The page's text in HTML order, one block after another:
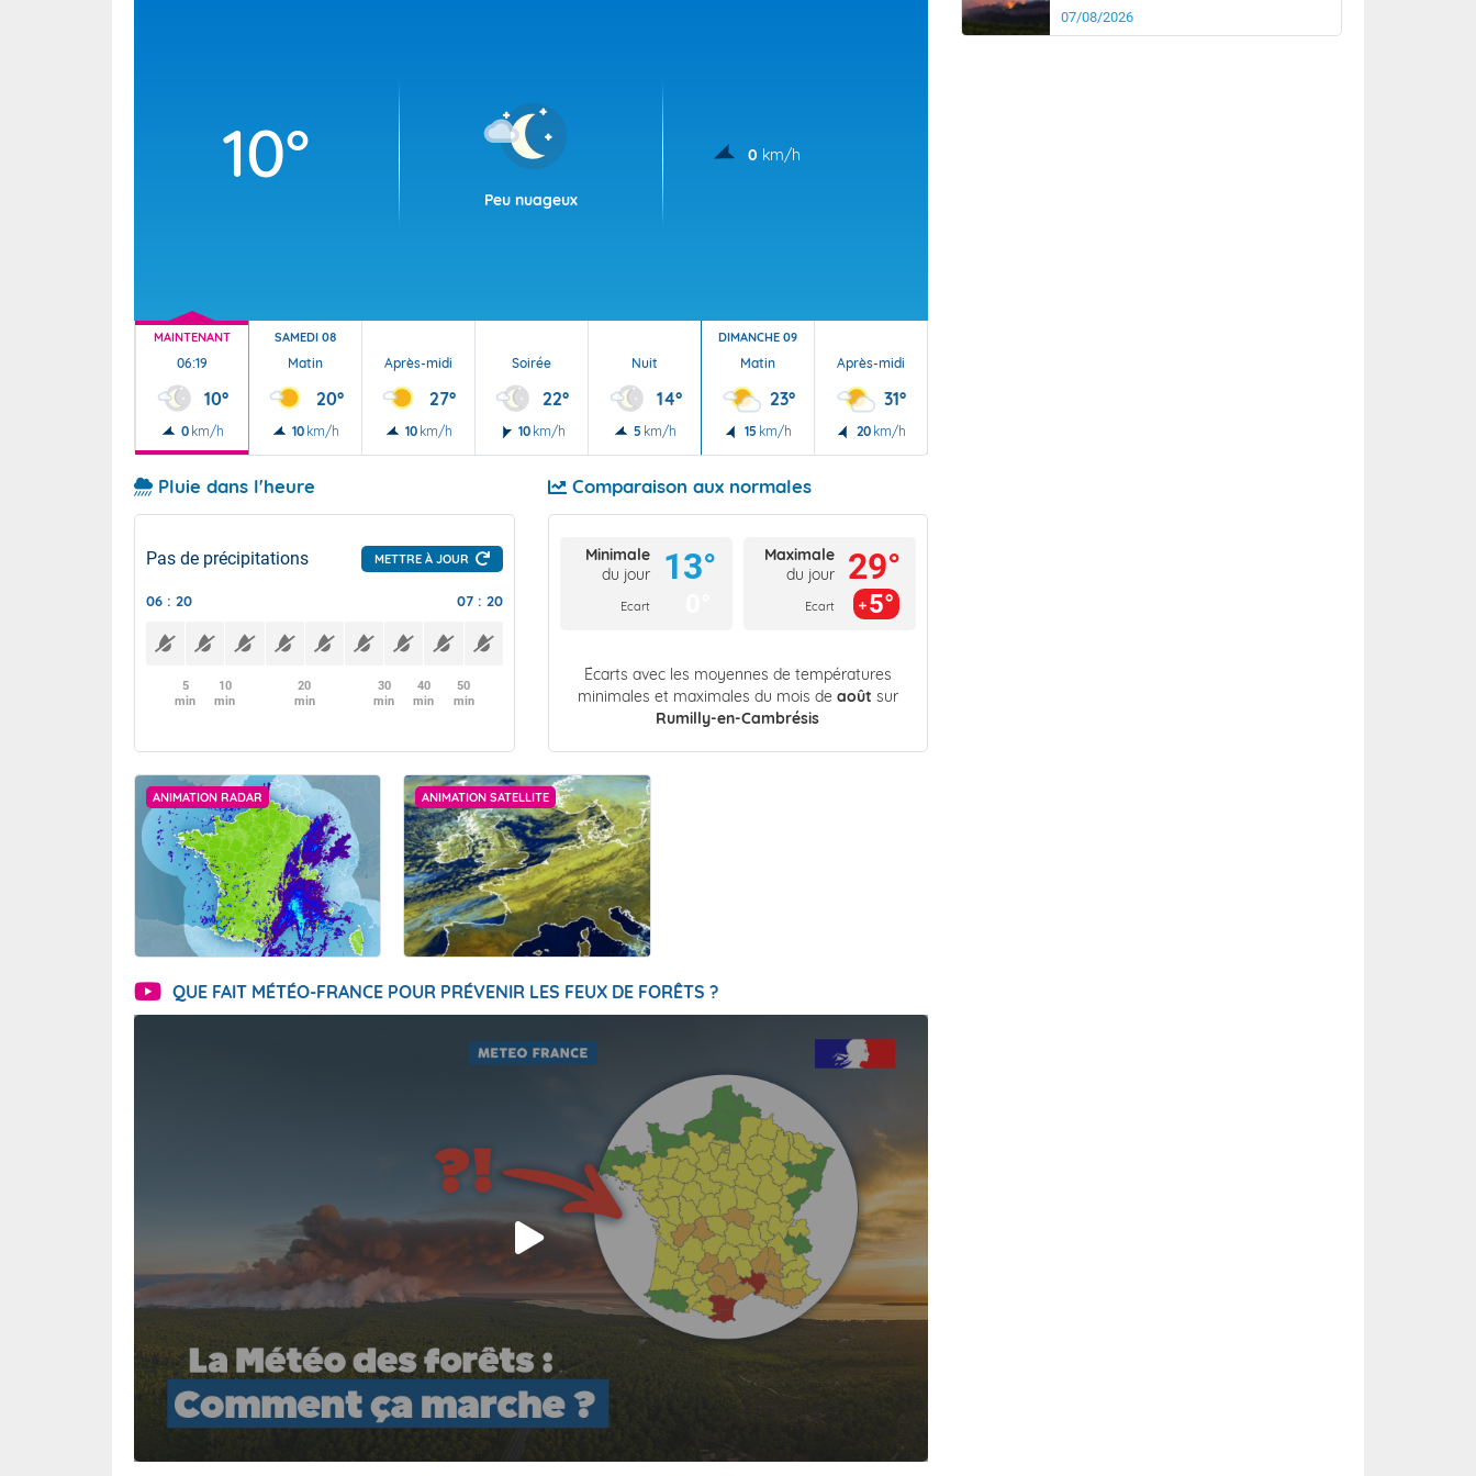
10°
Peu nuageux
0 km/h
MAINTENANT
06:19
10°
0 km/h
SAMEDI 08
Matin
20°
10 km/h
Après-midi
27°
10 km/h
Soirée
22°
10 km/h
Nuit
14°
5 km/h
DIMANCHE 09
Matin
23°
15 km/h
Après-midi
31°
20 km/h
Pluie dans l'heure
Pas de précipitations METTRE À JOUR
06 : 20 07 : 20
5
min
10
min
20
min
30
min
40
min
50
min
Comparaison aux normales
Minimale
du jour
Ecart
13°
Maximale
du jour
Ecart
29°
5°
Écarts avec les moyennes de températures
minimales et maximales du mois de août sur
Rumilly-en-Cambrésis
ANIMATION RADAR ANIMATION SATELLITE
QUE FAIT MÉTÉO-FRANCE POUR PRÉVENIR LES FEUX DE FORÊTS ?
07/08/2026